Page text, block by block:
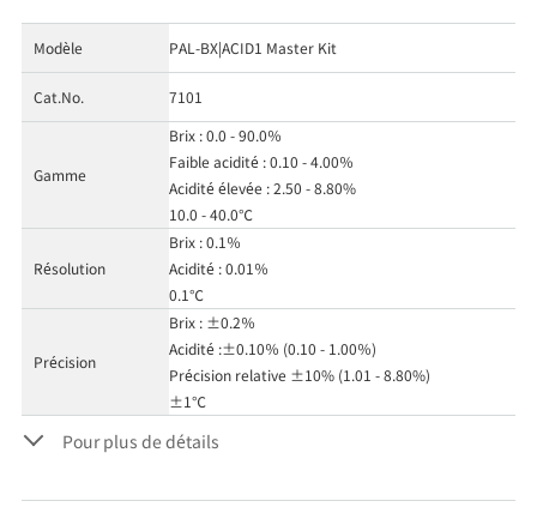
Modèle PAL-BX|ACID1 Master Kit
Cat.No. 7101
Gamme
Brix : 0.0 - 90.0％
Faible acidité : 0.10 - 4.00％
Acidité élevée : 2.50 - 8.80%
10.0 - 40.0℃
Résolution
Brix : 0.1％
Acidité : 0.01％
0.1℃
Précision
Brix : ±0.2％
Acidité :±0.10％ (0.10 - 1.00％)
Précision relative ±10% (1.01 - 8.80%)
±1℃
Pour plus de détails